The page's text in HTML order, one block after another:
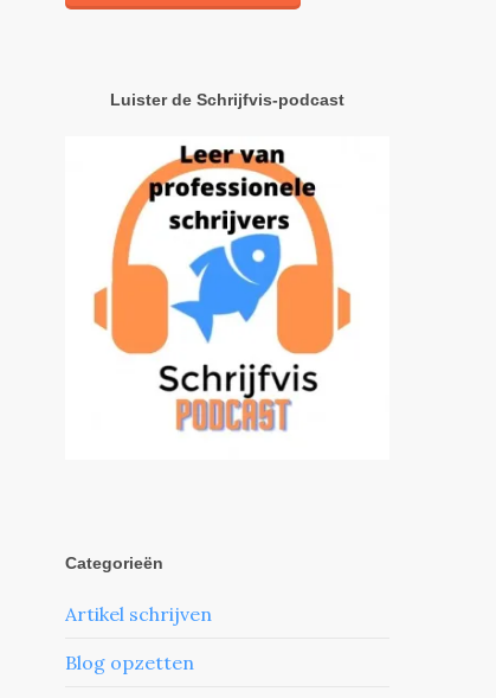
Luister de Schrijfvis-podcast
Categorieën
Artikel schrijven
Blog opzetten